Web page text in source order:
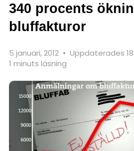
340 procents
bluffakturor
5 januari, 2012 • Uppdaterades
1 minuts läsning